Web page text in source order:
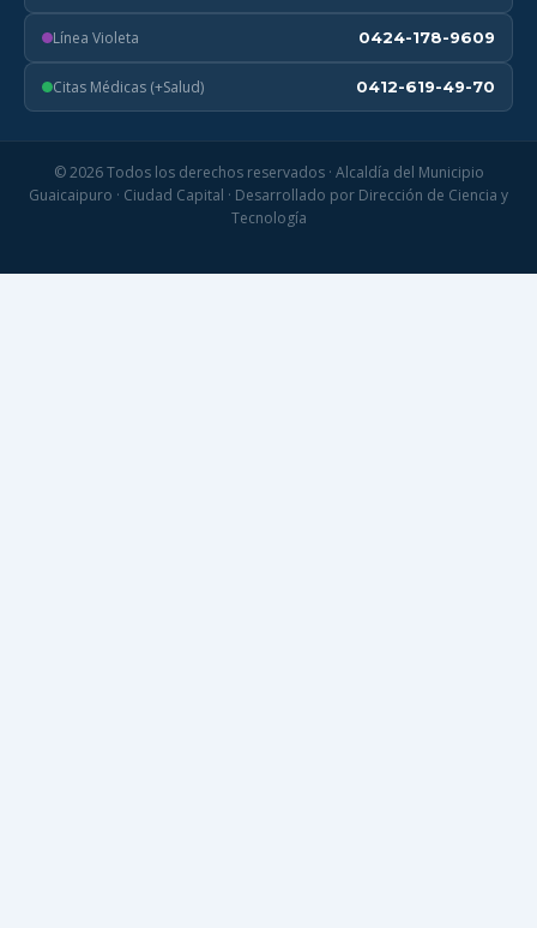
Línea Violeta 0424-178-9609
Citas Médicas (+Salud) 0412-619-49-70
© 2026 Todos los derechos reservados · Alcaldía del Municipio
Guaicaipuro · Ciudad Capital · Desarrollado por Dirección de Ciencia y
Tecnología